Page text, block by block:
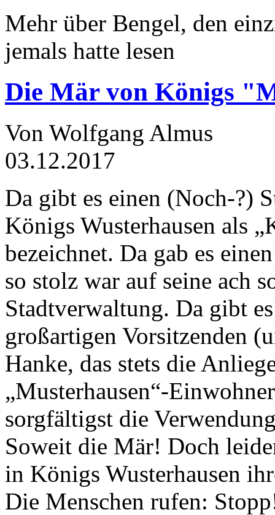
Mehr über Bengel, den
jemals hatte lesen
Die Mär von Königs
Von Wolfgang Almus
03.12.2017
Da gibt es einen (Noch-?)
Königs Wusterhausen als
bezeichnet. Da gab es
so stolz war auf seine ach
Stadtverwaltung. Da gibt
großartigen Vorsitzenden
Hanke, das stets die
„Musterhausen“-
sorgfältigst die
Soweit die Mär! Doch
in Königs Wusterhausen
Die Menschen rufen: